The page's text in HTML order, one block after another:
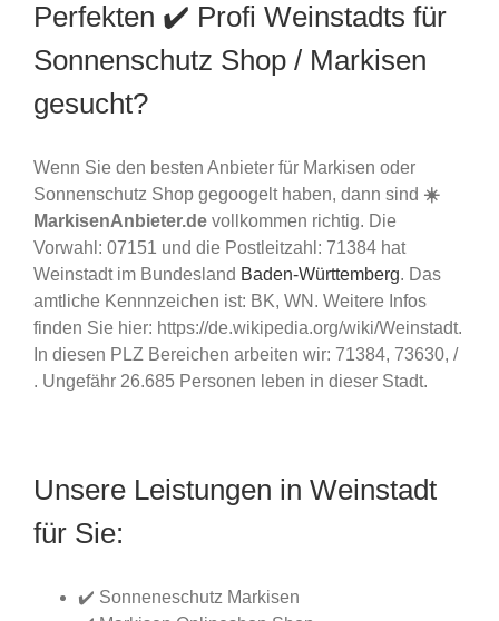
Perfekten ✔️ Profi Weinstadts für
Sonnenschutz Shop / Markisen
gesucht?
Wenn Sie den besten Anbieter für Markisen oder
Sonnenschutz Shop gegoogelt haben, dann sind ☀️
MarkisenAnbieter.de vollkommen richtig. Die
Vorwahl: 07151 und die Postleitzahl: 71384 hat
Weinstadt im Bundesland Baden-Württemberg. Das
amtliche Kennnzeichen ist: BK, WN. Weitere Infos
finden Sie hier: https://de.wikipedia.org/wiki/Weinstadt.
In diesen PLZ Bereichen arbeiten wir: 71384, 73630, /
. Ungefähr 26.685 Personen leben in dieser Stadt.
Unsere Leistungen in Weinstadt
für Sie:
✔️ Sonneneschutz Markisen